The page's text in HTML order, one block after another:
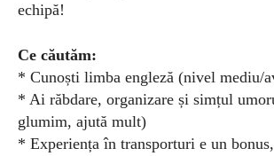
echipă!
Ce căutăm:
* Cunoști limba engleză (nivel mediu/
* Ai răbdare, organizare și simțul
glumim, ajută mult)
* Experiența în transporturi e un